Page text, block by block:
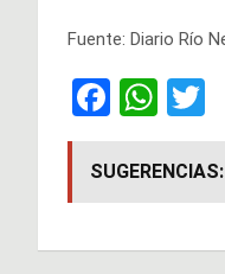
Fuente: Diario Río
F
a
ce
b
o
W
h
at
s
A
tt
SUGERENCIAS: